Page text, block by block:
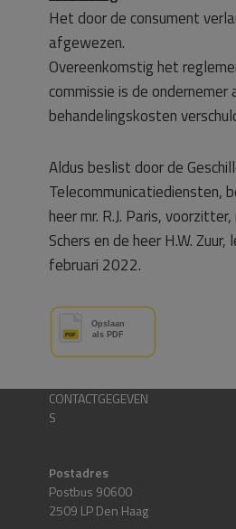
Het door de consument
afgewezen.
Overeenkomstig het
commissie is de ondernemer
behandelingskosten
Aldus beslist door de
Telecommunicatiediensten,
heer mr. R.J. Paris, voorzitter,
Schers en de heer H.W.
februari 2022.
CONTACTGEGEVEN
S
Postadres
Postbus 90600
2509 LP Den Haag